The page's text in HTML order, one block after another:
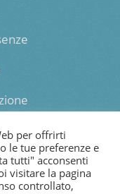
di attesa
per offrirti
le tue preferenze e
tutti" acconsenti
visitare la pagina
controllato,